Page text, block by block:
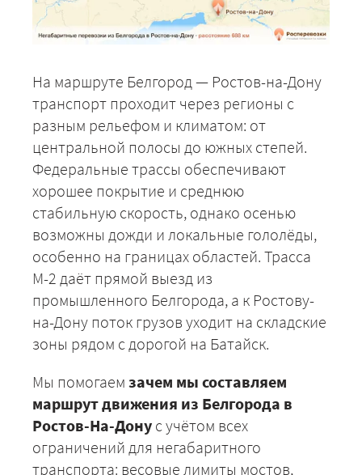
На маршруте Белгород — Ростов-на-Дону
транспорт проходит через регионы с
разным рельефом и климатом: от
центральной полосы до южных степей.
Федеральные трассы обеспечивают
хорошее покрытие и среднюю
стабильную скорость, однако осенью
возможны дожди и локальные гололёды,
особенно на границах областей. Трасса
М-2 даёт прямой выезд из
промышленного Белгорода, а к Ростову-
на-Дону поток грузов уходит на складские
зоны рядом с дорогой на Батайск.
Мы помогаем зачем мы составляем
маршрут движения из Белгорода в
Ростов-На-Дону с учётом всех
ограничений для негабаритного
транспорта: весовые лимиты мостов,